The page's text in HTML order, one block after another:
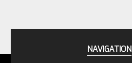
NAVIGATION